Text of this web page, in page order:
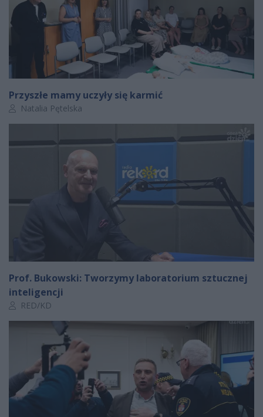
Przyszłe mamy uczyły się karmić
Autor artykułu:
Natalia Pętelska
Prof. Bukowski: Tworzymy laboratorium sztucznej
inteligencji
Autor artykułu:
RED/KD